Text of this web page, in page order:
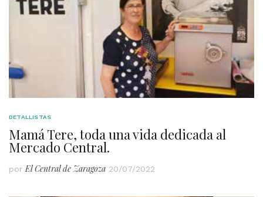
DETALLISTAS
Mamá Tere, toda una vida dedicada al
Mercado Central.
por El Central de Zaragoza 20/07/2022